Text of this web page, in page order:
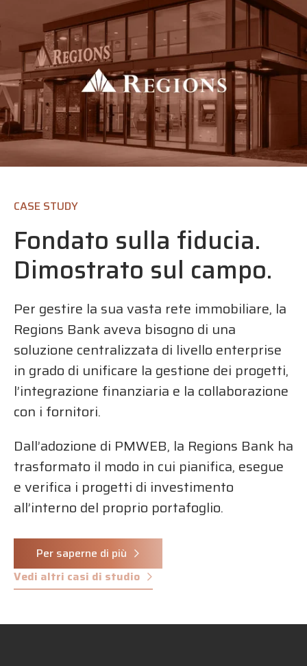
CASE STUDY
Fondato sulla fiducia.
Dimostrato sul campo.
Per gestire la sua vasta rete immobiliare, la
Regions Bank aveva bisogno di una
soluzione centralizzata di livello enterprise
in grado di unificare la gestione dei progetti,
l’integrazione finanziaria e la collaborazione
con i fornitori.
Dall’adozione di PMWEB, la Regions Bank ha
trasformato il modo in cui pianifica, esegue
e verifica i progetti di investimento
all’interno del proprio portafoglio.
Per saperne di più
Vedi altri casi di studio